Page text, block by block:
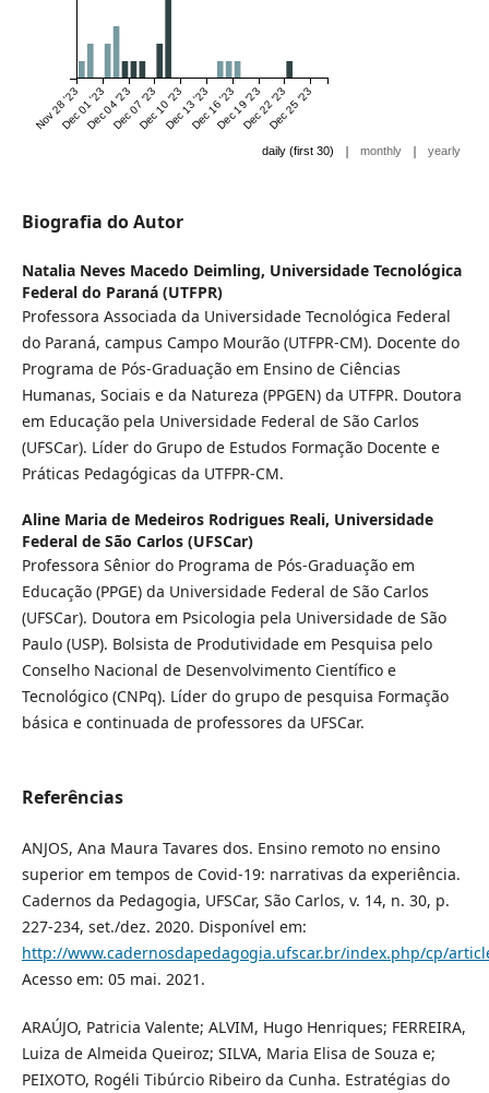
Nov 28 '23Dec 01 '23Dec 04 '23Dec 07 '23Dec 10 '23Dec 13 '23Dec 16 '23Dec 19 '23Dec 22 '23Dec 25 '23
daily (first 30) | monthly | yearly
Biografia do Autor
Natalia Neves Macedo Deimling, Universidade Tecnológica
Federal do Paraná (UTFPR)
Professora Associada da Universidade Tecnológica Federal
do Paraná, campus Campo Mourão (UTFPR-CM). Docente do
Programa de Pós-Graduação em Ensino de Ciências
Humanas, Sociais e da Natureza (PPGEN) da UTFPR. Doutora
em Educação pela Universidade Federal de São Carlos
(UFSCar). Líder do Grupo de Estudos Formação Docente e
Práticas Pedagógicas da UTFPR-CM.
Aline Maria de Medeiros Rodrigues Reali, Universidade
Federal de São Carlos (UFSCar)
Professora Sênior do Programa de Pós-Graduação em
Educação (PPGE) da Universidade Federal de São Carlos
(UFSCar). Doutora em Psicologia pela Universidade de São
Paulo (USP). Bolsista de Produtividade em Pesquisa pelo
Conselho Nacional de Desenvolvimento Científico e
Tecnológico (CNPq). Líder do grupo de pesquisa Formação
básica e continuada de professores da UFSCar.
Referências
ANJOS, Ana Maura Tavares dos. Ensino remoto no ensino
superior em tempos de Covid-19: narrativas da experiência.
Cadernos da Pedagogia, UFSCar, São Carlos, v. 14, n. 30, p.
227-234, set./dez. 2020. Disponível em:
http://www.cadernosdapedagogia.ufscar.br/index.php/cp/
Acesso em: 05 mai. 2021.
ARAÚJO, Patricia Valente; ALVIM, Hugo Henriques; FERREIRA,
Luiza de Almeida Queiroz; SILVA, Maria Elisa de Souza e;
PEIXOTO, Rogéli Tibúrcio Ribeiro da Cunha. Estratégias do